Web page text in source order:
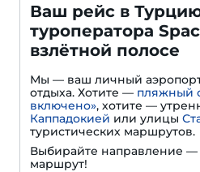
Ваш рейс в
туроператора
взлётной полосе
Мы — ваш личный
отдыха. Хотите — пляжный
включено», хотите —
Каппадокией или улицы
туристических маршрутов.
Выбирайте направление
маршрут!